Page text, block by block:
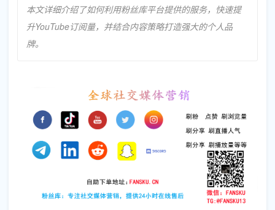
本文详细介绍了如何利用粉丝库平台提供的服务，快速提
升YouTube订阅量，并结合内容策略打造强大的个人品
牌。